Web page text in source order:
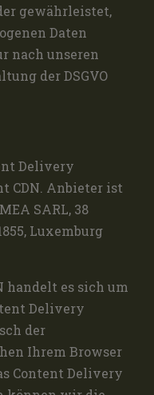
gewährleistet,
Daten
nach unseren
der DSGVO
Delivery
CDN. Anbieter ist
SARL, 38
Luxemburg
handelt es sich um
Delivery
der
Ihrem Browser
Content Delivery